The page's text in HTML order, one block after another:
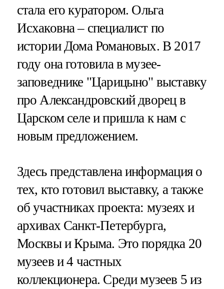
стала его куратором. Ольга
Исхаковна – специалист по
истории Дома Романовых. В 2017
году она готовила в музее-
заповеднике "Царицыно" выставку
про Александровский дворец в
Царском селе и пришла к нам с
новым предложением.
Здесь представлена информация о
тех, кто готовил выставку, а также
об участниках проекта: музеях и
архивах Санкт-Петербурга,
Москвы и Крыма. Это порядка 20
музеев и 4 частных
коллекционера. Среди музеев 5 из